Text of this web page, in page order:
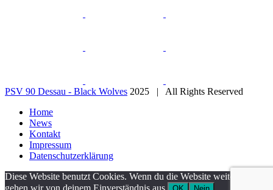
PSV 90 Dessau - Black Wolves 2025 | All Rights Reserved
Home
News
Kontakt
Impressum
Datenschutzerklärung
Diese Website benutzt Cookies. Wenn du die Website weiter nutzt,
gehen wir von deinem Einverständnis aus.